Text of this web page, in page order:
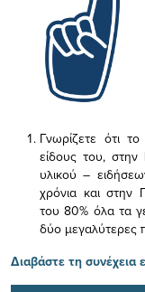
Γνωρίζετε ότι το
είδους του, στην
υλικού –
χρόνια και στην
του 80% όλα τα
δύο μεγαλύτερες
Διαβάστε τη συνέχεια